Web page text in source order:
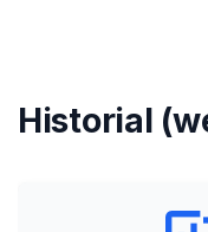
Historial